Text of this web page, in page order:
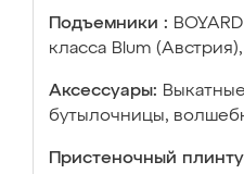
Подъемники :
класса Blum
Аксессуары:
бутылочницы,
Пристеночный